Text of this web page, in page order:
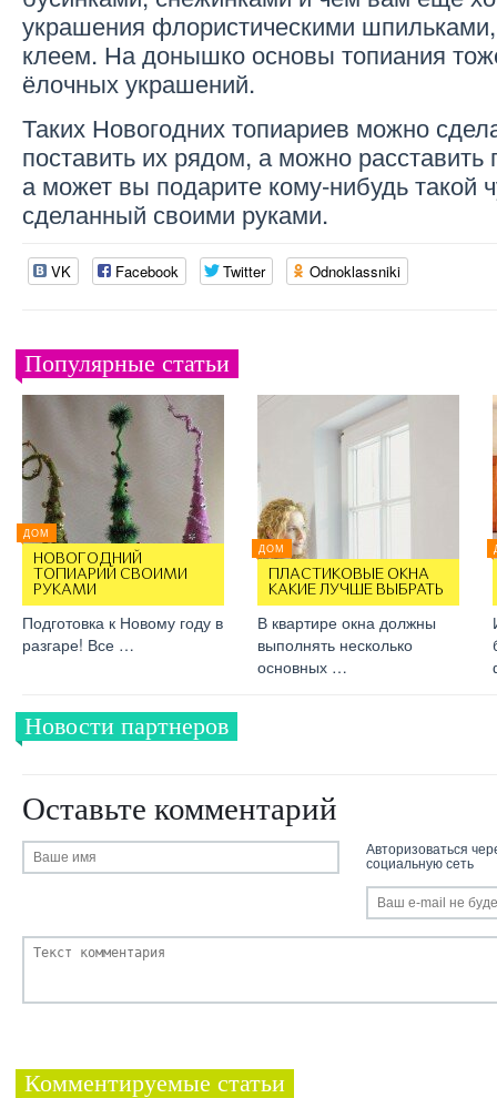
украшения флористическими
клеем. На донышко основы топиания
ёлочных украшений.
Таких Новогодних топиариев можно
поставить их рядом, а можно
а может вы подарите кому-нибудь такой
сделанный своими руками.
VK Facebook Twitter Odnoklassniki
Популярные статьи
ДОМ
НОВОГОДНИЙ
ТОПИАРИЙ СВОИМИ
РУКАМИ
Подготовка к Новому году в
разгаре! Все …
ДОМ
ПЛАСТИКОВЫЕ ОКНА
КАКИЕ ЛУЧШЕ ВЫБРАТЬ
В квартире окна должны
выполнять несколько
основных …
Новости партнеров
Оставьте комментарий
Авторизоваться
социальную сеть
Комментируемые статьи